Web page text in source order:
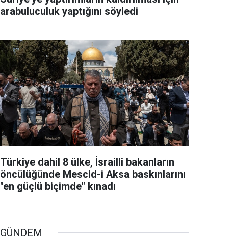
arabuluculuk yaptığını söyledi
Türkiye dahil 8 ülke, İsrailli bakanların
öncülüğünde Mescid-i Aksa baskınlarını
"en güçlü biçimde" kınadı
GÜNDEM